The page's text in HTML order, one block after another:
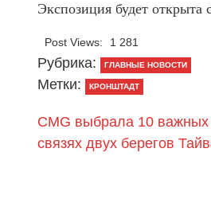
Экспозиция будет
Post Views: 1 281
Рубрика: ГЛАВНЫЕ НОВОСТИ
Метки: КРОНШТАДТ
CMG выбрала 10 важных
связях двух берегов